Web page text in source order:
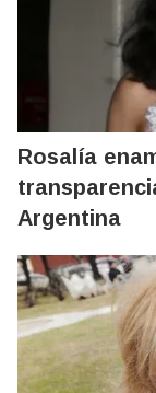
Rosalía
Argentina